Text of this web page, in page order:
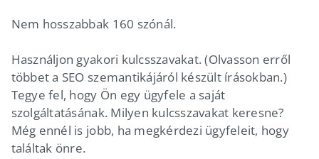
Nem hosszabbak 160 szónál.
Használjon gyakori kulcsszavakat. (Olvasson erről
többet a SEO szemantikájáról készült írásokban.)
Tegye fel, hogy Ön egy ügyfele a saját
szolgáltatásának. Milyen kulcsszavakat keresne?
Még ennél is jobb, ha megkérdezi ügyfeleit, hogy
találtak önre.